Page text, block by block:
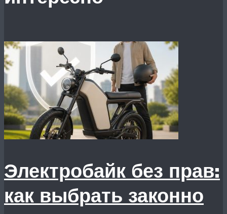
Электробайк без прав:
как выбрать законно